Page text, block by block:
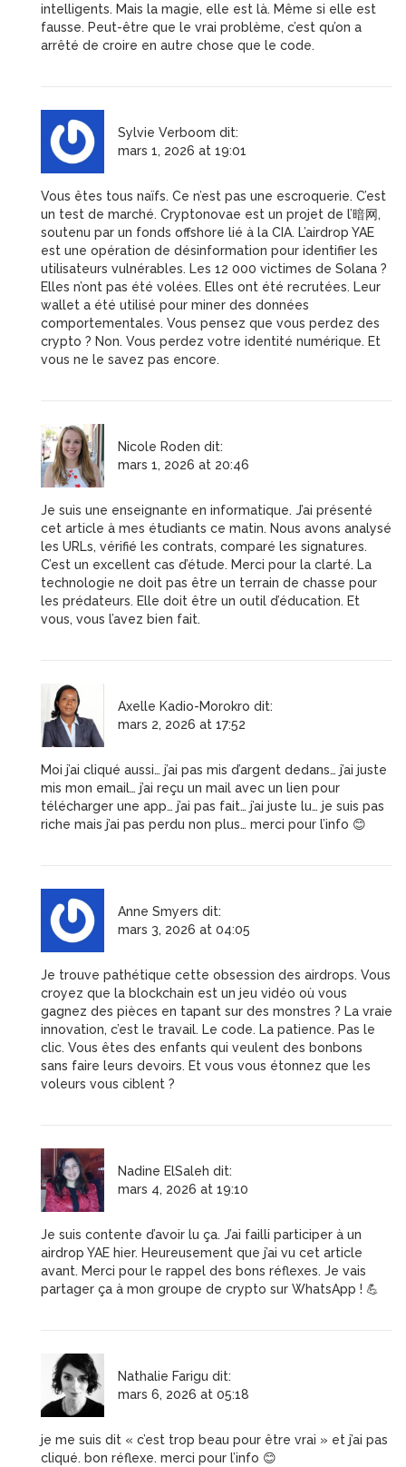
intelligents. Mais la magie, elle est là. Même si elle est
fausse. Peut-être que le vrai problème, c’est qu’on a
arrêté de croire en autre chose que le code.
Sylvie Verboom dit:
mars 1, 2026 at 19:01
Vous êtes tous naïfs. Ce n’est pas une escroquerie. C’est
un test de marché. Cryptonovae est un projet de l’暗网,
soutenu par un fonds offshore lié à la CIA. L’airdrop YAE
est une opération de désinformation pour identifier les
utilisateurs vulnérables. Les 12 000 victimes de Solana ?
Elles n’ont pas été volées. Elles ont été recrutées. Leur
wallet a été utilisé pour miner des données
comportementales. Vous pensez que vous perdez des
crypto ? Non. Vous perdez votre identité numérique. Et
vous ne le savez pas encore.
Nicole Roden dit:
mars 1, 2026 at 20:46
Je suis une enseignante en informatique. J’ai présenté
cet article à mes étudiants ce matin. Nous avons analysé
les URLs, vérifié les contrats, comparé les signatures.
C’est un excellent cas d’étude. Merci pour la clarté. La
technologie ne doit pas être un terrain de chasse pour
les prédateurs. Elle doit être un outil d’éducation. Et
vous, vous l’avez bien fait.
Axelle Kadio-Morokro dit:
mars 2, 2026 at 17:52
Moi j’ai cliqué aussi… j’ai pas mis d’argent dedans… j’ai juste
mis mon email… j’ai reçu un mail avec un lien pour
télécharger une app… j’ai pas fait… j’ai juste lu… je suis pas
riche mais j’ai pas perdu non plus… merci pour l’info 😊
Anne Smyers dit:
mars 3, 2026 at 04:05
Je trouve pathétique cette obsession des airdrops. Vous
croyez que la blockchain est un jeu vidéo où vous
gagnez des pièces en tapant sur des monstres ? La vraie
innovation, c’est le travail. Le code. La patience. Pas le
clic. Vous êtes des enfants qui veulent des bonbons
sans faire leurs devoirs. Et vous vous étonnez que les
voleurs vous ciblent ?
Nadine ElSaleh dit:
mars 4, 2026 at 19:10
Je suis contente d’avoir lu ça. J’ai failli participer à un
airdrop YAE hier. Heureusement que j’ai vu cet article
avant. Merci pour le rappel des bons réflexes. Je vais
partager ça à mon groupe de crypto sur WhatsApp ! 💪
Nathalie Farigu dit:
mars 6, 2026 at 05:18
je me suis dit « c’est trop beau pour être vrai » et j’ai pas
cliqué. bon réflexe. merci pour l’info 😊